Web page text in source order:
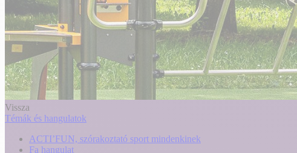
Vissza
Témák és hangulatok
ACTI’FUN, szórakoztató sport mindenkinek
Fa hangulat